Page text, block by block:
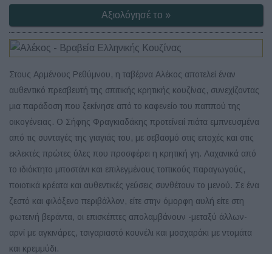
Αξιολόγησέ το »
Στους Αρμένους Ρεθύμνου, η ταβέρνα Αλέκος αποτελεί έναν
αυθεντικό πρεσβευτή της σπιτικής κρητικής κουζίνας, συνεχίζοντας
μια παράδοση που ξεκίνησε από το καφενείο του παππού της
οικογένειας. Ο Σήφης Φραγκιαδάκης προτείνειί πιάτα εμπνευσμένα
από τις συνταγές της γιαγιάς του, με σεβασμό στις εποχές και στις
εκλεκτές πρώτες ύλες που προσφέρει η κρητική γη. Λαχανικά από
το ιδιόκτητο μποστάνι και επιλεγμένους τοπικούς παραγωγούς,
ποιοτικά κρέατα και αυθεντικές γεύσεις συνθέτουν το μενού. Σε ένα
ζεστό και φιλόξενο περιβάλλον, είτε στην όμορφη αυλή είτε στη
φωτεινή βεράντα, οι επισκέπτες απολαμβάνουν -μεταξύ άλλων-
αρνί με αγκινάρες, τσιγαριαστό κουνέλι και μοσχαράκι με ντομάτα
και κρεμμύδι.